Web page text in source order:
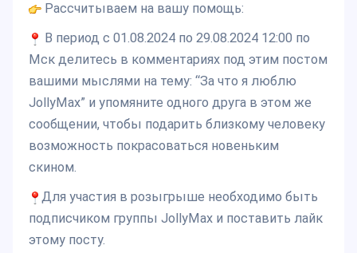
Рассчитываем на вашу помощь:
В период с 01.08.2024 по 29.08.2024 12:00 по
Мск делитесь в комментариях под этим постом
вашими мыслями на тему: “За что я люблю
JollyMax” и упомяните одного друга в этом же
сообщении, чтобы подарить близкому человеку
возможность покрасоваться новеньким
скином.
Для участия в розыгрыше необходимо быть
подписчиком группы JollyMax и поставить лайк
этому посту.